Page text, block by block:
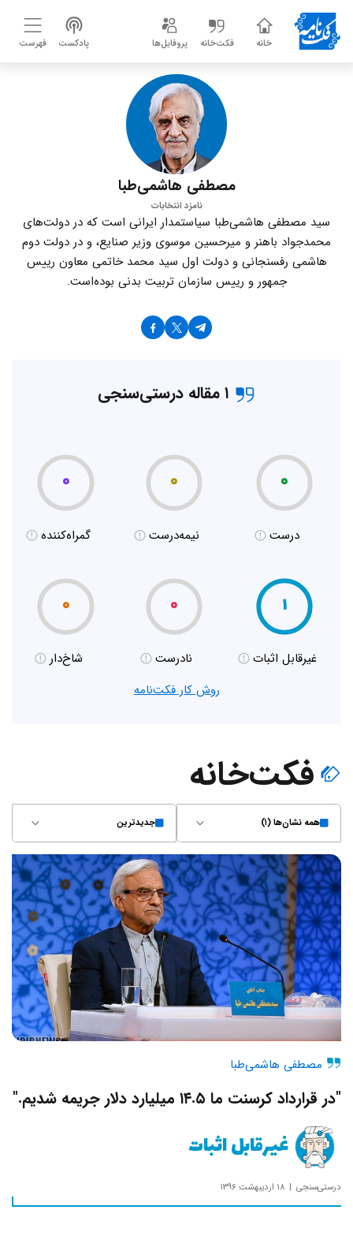
خانه فکت‌خانه پروفایل‌ها پادکست فهرست
مصطفی هاشمی‌طبا
نامزد انتخابات
سید مصطفی هاشمی‌طبا سیاستمدار ایرانی است که در دولت‌های
محمدجواد باهنر و میرحسین موسوی وزیر صنایع، و در دولت دوم
هاشمی رفسنجانی و دولت اول سید محمد خاتمی معاون رییس
جمهور و رییس سازمان تربیت بدنی بوده‌است.
۱ مقاله درستی‌سنجی
۰
درست
۰
نیمه‌درست
۰
گمراه‌کننده
۱
غیر‌قابل اثبات
۰
نادرست
۰
شاخ‌دار
روش کار فکت‌نامه
فکت‌خانه
همه نشان‌ها (۱) جدیدترین
مصطفی هاشمی‌طبا
"در قرارداد کرسنت ما ۱۴.۵ میلیارد دلار جریمه شدیم."
غیر‌قابل اثبات
درستی‌سنجی ۱۸ اردیبهشت ۱۳۹۶